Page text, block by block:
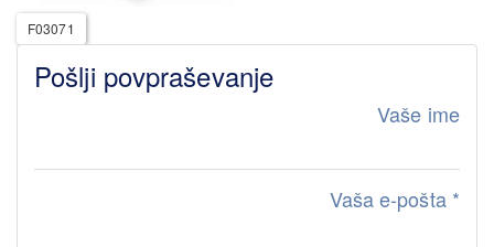
F03071
Pošlji povpraševanje
Vaše ime
Vaša e-pošta *